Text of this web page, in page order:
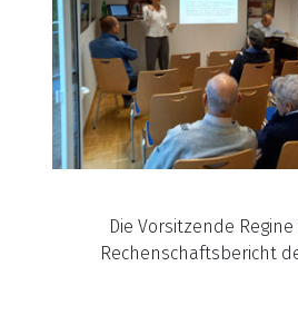
Die Vorsitzende
Rechenschaftsbericht